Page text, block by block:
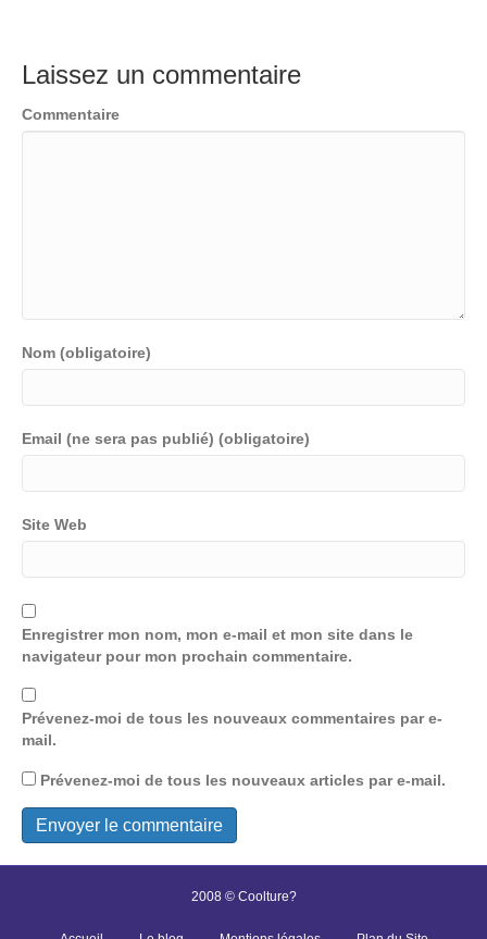
Laissez un commentaire
Commentaire
Nom (obligatoire)
Email (ne sera pas publié) (obligatoire)
Site Web
Enregistrer mon nom, mon e-mail et mon site dans le
navigateur pour mon prochain commentaire.
Prévenez-moi de tous les nouveaux commentaires par e-
mail.
Prévenez-moi de tous les nouveaux articles par e-mail.
2008 © Coolture?